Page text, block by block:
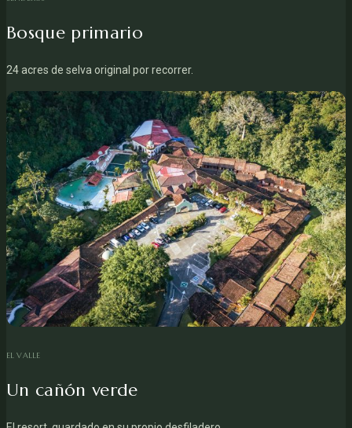
Bosque primario
24 acres de selva original por recorrer.
EL VALLE
Un cañón verde